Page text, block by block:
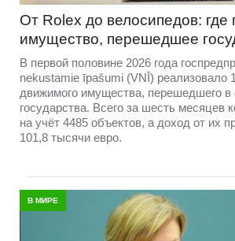
От Rolex до велосипедов: где
имущество, перешедшее
В первой половине 2026 года
nekustamie īpašumi (VNĪ) реализовало
движимого имущества, перешедшего в
государства. Всего за шесть месяцев
на учёт 4485 объектов, а доход от их
101,8 тысячи евро.
В МИРЕ